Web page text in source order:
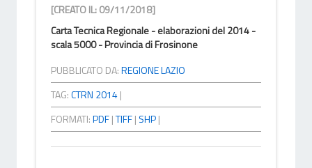
[CREATO IL: 09/11/2018]
Carta Tecnica Regionale - elaborazioni del 2014 -
scala 5000 - Provincia di Frosinone
PUBBLICATO DA:REGIONE LAZIO
TAG:CTRN 2014|
FORMATI:PDF|TIFF| SHP|